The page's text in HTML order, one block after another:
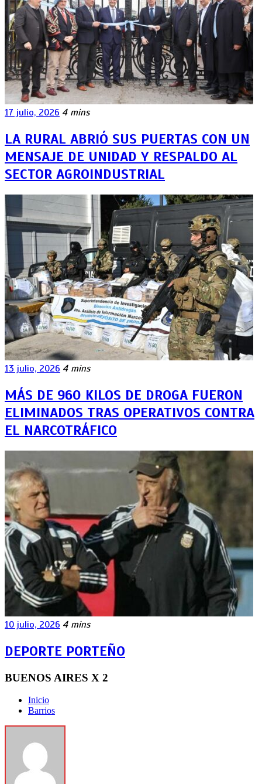
17 julio, 2026 4 mins
LA RURAL ABRIÓ SUS PUERTAS CON UN
MENSAJE DE UNIDAD Y RESPALDO AL
SECTOR AGROINDUSTRIAL
13 julio, 2026 4 mins
MÁS DE 960 KILOS DE DROGA FUERON
ELIMINADOS TRAS OPERATIVOS CONTRA
EL NARCOTRÁFICO
10 julio, 2026 4 mins
DEPORTE PORTEÑO
BUENOS AIRES X 2
Inicio
Barrios